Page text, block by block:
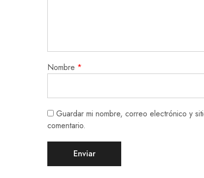
Nombre *
Guardar mi nombre, correo electrónico y
comentario.